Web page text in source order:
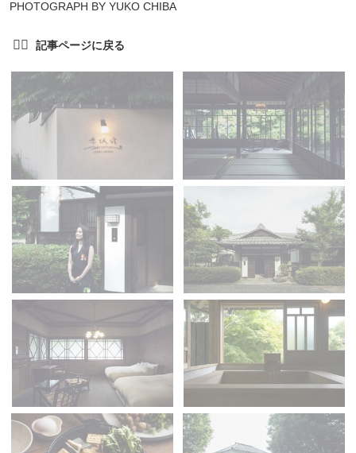
PHOTOGRAPH BY YUKO CHIBA